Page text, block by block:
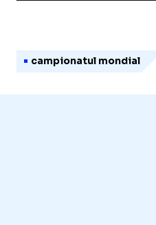
campionatul mondial